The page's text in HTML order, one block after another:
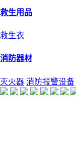
救生用品
救生衣
消防器材
灭火器 消防报警设备